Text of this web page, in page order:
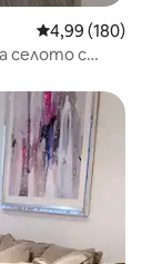
Средна
4,99 (180)
селото с